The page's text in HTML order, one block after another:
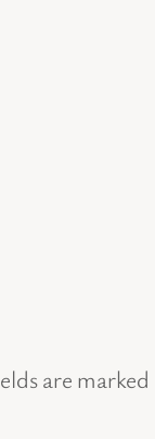
are marked